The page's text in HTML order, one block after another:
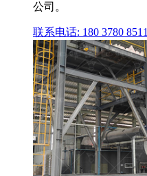
公司。
联系电话: 180 3780 8511